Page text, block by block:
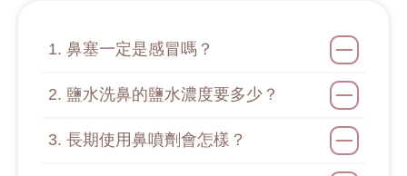
攻略與步驟 用對才有效！
產品推薦 附上選購指南！
時須知的注意事項！
鼻鼾槍有冇用？拆分4大鼻鼾問題嚴重程
1. 鼻塞一定是感冒嗎？
2. 鹽水洗鼻的鹽水濃度要多少？
3. 長期使用鼻噴劑會怎樣？